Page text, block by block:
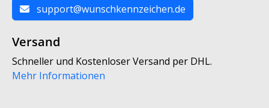
support@wunschkennzeichen.de
Versand
Schneller und Kostenloser Versand per DHL.
Mehr Informationen